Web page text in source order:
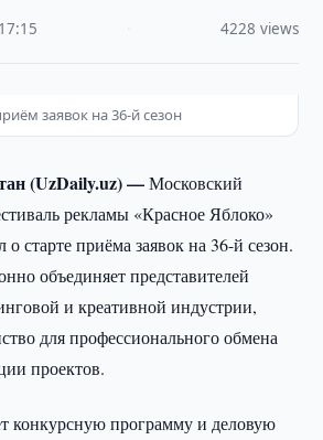
17:15 4228 views
заявок на 36-й сезон
(UzDaily.uz) —Московский
рекламы «Красное Яблоко»
старте приёма заявок на 36-й сезон.
объединяет представителей
и креативной индустрии,
для профессионального обмена
проектов.
конкурсную программу и деловую